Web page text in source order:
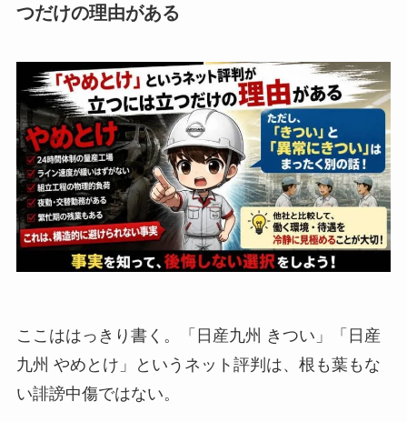
つだけの理由がある
ここははっきり書く。「日産九州 きつい」「日産
九州 やめとけ」というネット評判は、根も葉もな
い誹謗中傷ではない。